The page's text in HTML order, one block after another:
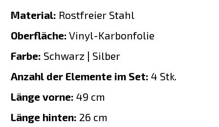
Material: Rostfreier Stahl
Oberfläche: Vinyl-Karbonfolie
Farbe: Schwarz | Silber
Anzahl der Elemente im Set: 4 Stk.
Länge vorne: 49 cm
Länge hinten: 26 cm